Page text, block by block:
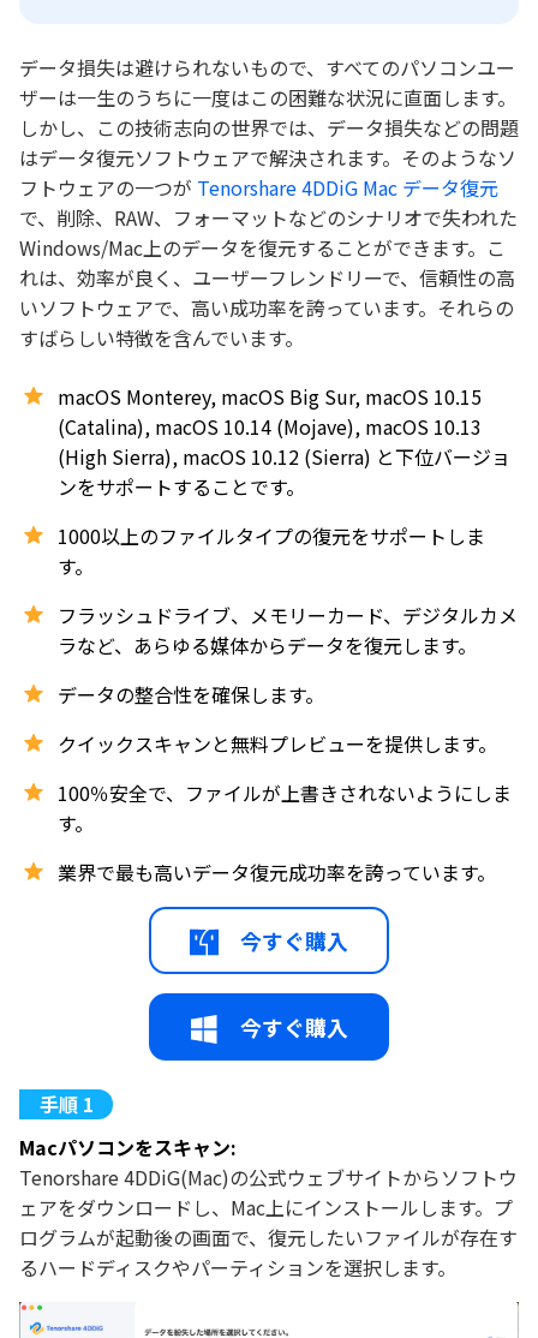
データ損失は避けられないもので、すべてのパソコンユー
ザーは一生のうちに一度はこの困難な状況に直面します。
しかし、この技術志向の世界では、データ損失などの問題
はデータ復元ソフトウェアで解決されます。そのようなソ
フトウェアの一つが Tenorshare 4DDiG Mac データ復元
で、削除、RAW、フォーマットなどのシナリオで失われた
Windows/Mac上のデータを復元することができます。こ
れは、効率が良く、ユーザーフレンドリーで、信頼性の高
いソフトウェアで、高い成功率を誇っています。それらの
すばらしい特徴を含んでいます。
macOS Monterey, macOS Big Sur, macOS 10.15
(Catalina), macOS 10.14 (Mojave), macOS 10.13
(High Sierra), macOS 10.12 (Sierra) と下位バージョ
ンをサポートすることです。
1000以上のファイルタイプの復元をサポートしま
す。
フラッシュドライブ、メモリーカード、デジタルカメ
ラなど、あらゆる媒体からデータを復元します。
データの整合性を確保します。
クイックスキャンと無料プレビューを提供します。
100％安全で、ファイルが上書きされないようにしま
す。
業界で最も高いデータ復元成功率を誇っています。
今すぐ購入
今すぐ購入
Macパソコンをスキャン:
Tenorshare 4DDiG(Mac)の公式ウェブサイトからソフトウ
ェアをダウンロードし、Mac上にインストールします。プ
ログラムが起動後の画面で、復元したいファイルが存在す
るハードディスクやパーティションを選択します。